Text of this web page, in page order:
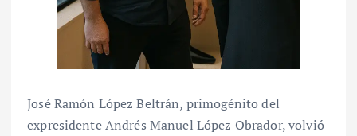
José Ramón López Beltrán, primogénito del
expresidente Andrés Manuel López Obrador, volvió